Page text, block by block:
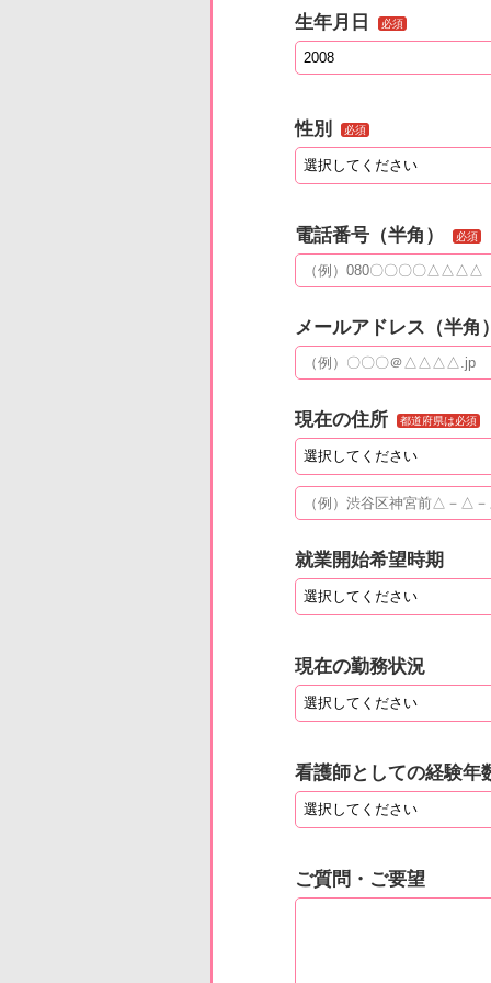
生年月日 必須
性別 必須
電話番号（半角） 必須
メールアドレス（半角
現在の住所 都道府県は必須
就業開始希望時期
現在の勤務状況
看護師としての経験年
ご質問・ご要望